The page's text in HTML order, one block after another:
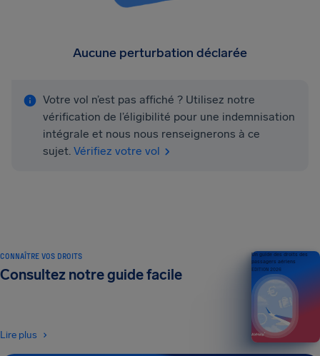
Aucune perturbation déclarée
Votre vol n’est pas affiché ? Utilisez notre
vérification de l’éligibilité pour une indemnisation
intégrale et nous nous renseignerons à ce
sujet. Vérifiez votre vol
CONNAÎTRE VOS DROITS
Consultez notre guide facile
Lire plus
Un guide des droits des
passagers aériens
ÉDITION 2026